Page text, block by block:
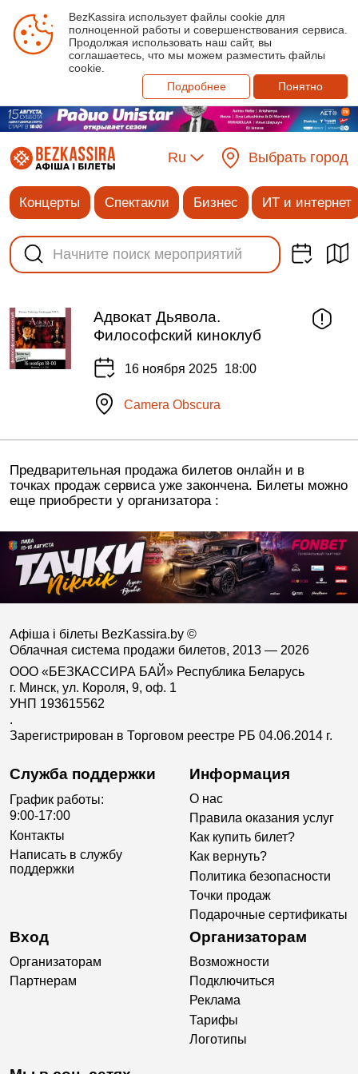
BezKassira использует файлы cookie для
полноценной работы и совершенствования сервиса.
Продолжая использовать наш сайт, вы
соглашаетесь, что мы можем разместить файлы
cookie.
Подробнее
Понятно
Ru Выбрать город
Концерты Спектакли Бизнес ИТ и интернет
Адвокат Дьявола.
Философский киноклуб
16 ноября 2025 18:00
Camera Obscura
Предварительная продажа билетов онлайн и в
точках продаж сервиса уже закончена. Билеты можно
еще приобрести у организатора :
Афіша і білеты BezKassira.by ©
Облачная система продажи билетов, 2013 — 2026
ООО «БЕЗКАССИРА БАЙ» Республика Беларусь
г. Минск, ул. Короля, 9, оф. 1
УНП 193615562
.
Зарегистрирован в Торговом реестре РБ 04.06.2014 г.
Служба поддержки
График работы:
9:00-17:00
Контакты
Написать в службу
поддержки
Информация
О нас
Правила оказания услуг
Как купить билет?
Как вернуть?
Политика безопасности
Точки продаж
Подарочные сертификаты
Вход
Организаторам
Партнерам
Организаторам
Возможности
Подключиться
Реклама
Тарифы
Логотипы